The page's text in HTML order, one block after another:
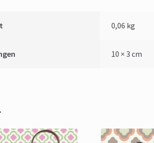
0,06 kg
10 × 3 cm